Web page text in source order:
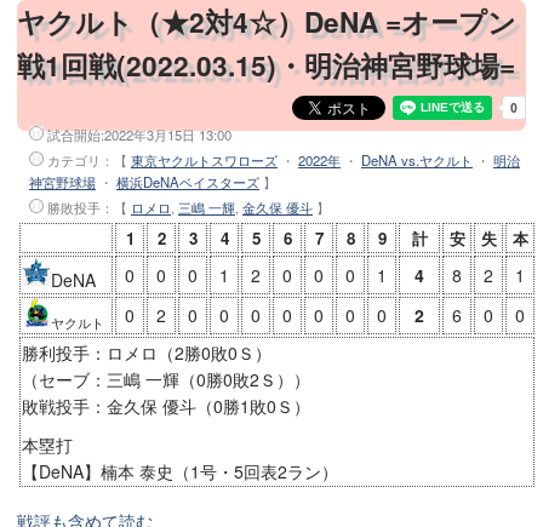
ヤクルト（★2対4☆）DeNA =オープン
戦1回戦(2022.03.15)・明治神宮野球場=
試合開始:2022年3月15日 13:00
カテゴリ：【 東京ヤクルトスワローズ ・ 2022年 ・ DeNA vs.ヤクルト ・ 明治
神宮野球場 ・ 横浜DeNAベイスターズ 】
勝敗投手 ：【 ロメロ 三嶋 一輝 金久保 優斗 】
1 2 3 4 5 6 7 8 9 計 安 失 本
DeNA 0 0 0 1 2 0 0 0 1 4 8 2 1
ヤクルト 0 2 0 0 0 0 0 0 0 2 6 0
0
勝利投手：ロメロ（2勝0敗0Ｓ）
（セーブ：三嶋 一輝（0勝0敗2Ｓ））
敗戦投手：金久保 優斗（0勝1敗0Ｓ）
本塁打
【DeNA】楠本 泰史（1号・5回表2ラン）
戦評も含めて読む